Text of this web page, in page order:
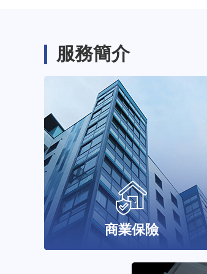
服務簡介
商業保險